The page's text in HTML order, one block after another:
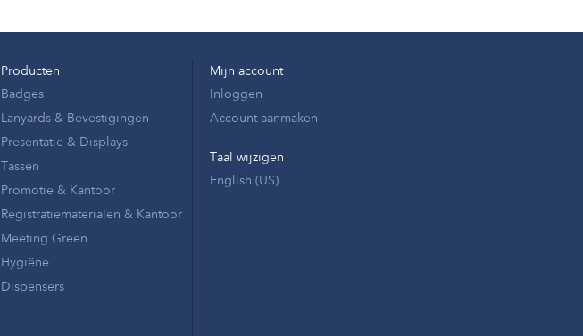
Producten
Badges
Lanyards & Bevestigingen
Presentatie & Displays
Tassen
Promotie & Kantoor
Registratiematerialen & Kantoor
Meeting Green
Hygiëne
Dispensers
Mijn account
Inloggen
Account aanmaken
Taal wijzigen
English (US)